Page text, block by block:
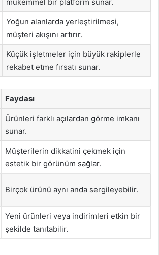
Yoğun alanlarda yerleştirilmesi,
müşteri akışını artırır.
Küçük işletmeler için büyük rakiplerle
rekabet etme fırsatı sunar.
Faydası
Ürünleri farklı açılardan görme imkanı
sunar.
Müşterilerin dikkatini çekmek için
estetik bir görünüm sağlar.
Birçok ürünü aynı anda sergileyebilir.
Yeni ürünleri veya indirimleri etkin bir
şekilde tanıtabilir.